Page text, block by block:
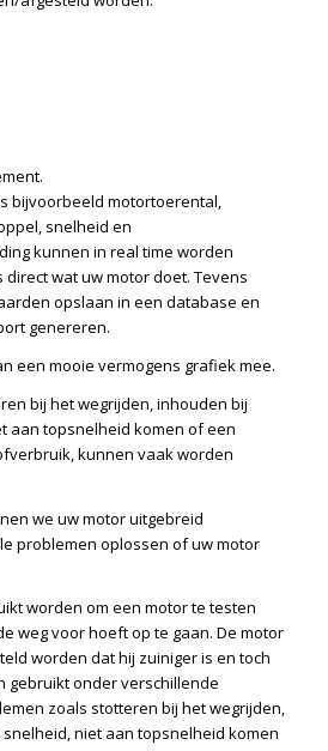
bijvoorbeeld motortoerental,
snelheid en
kunnen in real time worden
wat uw motor doet. Tevens
opslaan in een database en
genereren.
een mooie vermogens grafiek mee.
bij het wegrijden, inhouden bij
aan topsnelheid komen of een
kunnen vaak worden
we uw motor uitgebreid
problemen oplossen of uw motor
worden om een motor te testen
weg voor hoeft op te gaan. De motor
worden dat hij zuiniger is en toch
gebruikt onder verschillende
zoals stotteren bij het wegrijden,
niet aan topsnelheid komen